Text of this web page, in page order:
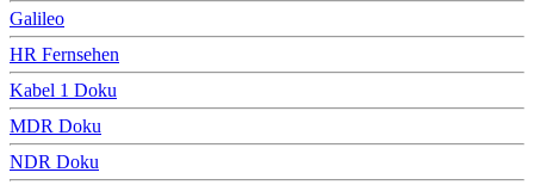
Galileo
HR Fernsehen
Kabel 1 Doku
MDR Doku
NDR Doku